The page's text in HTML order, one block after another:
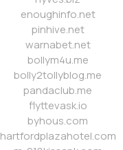
enoughinfo.net
pinhive.net
warnabet.net
bollym4u.me
bolly2tollyblog.me
pandaclub.me
flyttevask.io
byhous.com
hartfordplazahotel.com